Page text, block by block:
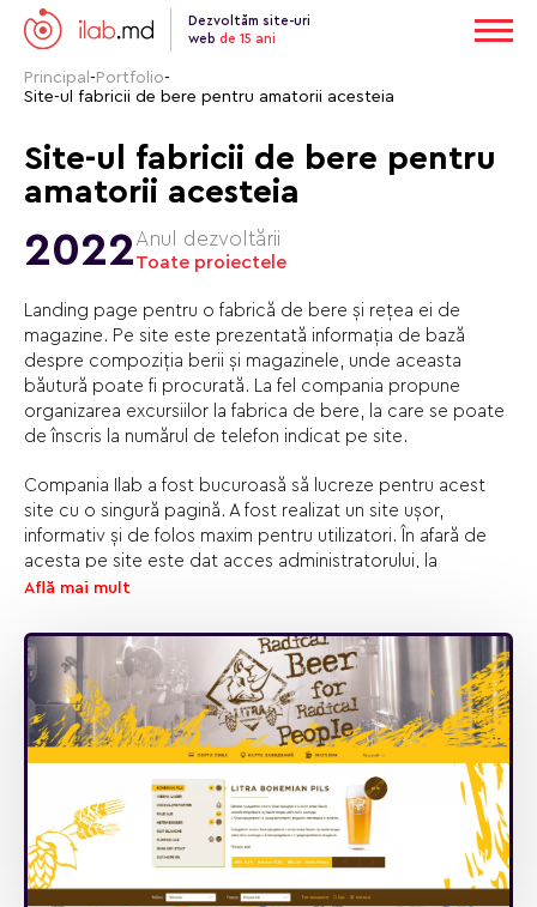
Dezvoltăm site-uri
web de 15 ani
Principal - Portfolio-
Site-ul fabricii de bere pentru amatorii acesteia
Site-ul fabricii de bere pentru
amatorii acesteia
2022Anul dezvoltării
Toate proiectele
Landing page pentru o fabrică de bere și rețea ei de
magazine. Pe site este prezentată informația de bază
despre compoziția berii și magazinele, unde aceasta
băutură poate fi procurată. La fel compania propune
organizarea excursiilor la fabrica de bere, la care se poate
de înscris la numărul de telefon indicat pe site.
Compania Ilab a fost bucuroasă să lucreze pentru acest
site cu o singură pagină. A fost realizat un site ușor,
informativ și de folos maxim pentru utilizatori. În afară de
acesta pe site este dat acces administratorului, la
redactarea sau adăugarea independentă a contentului.
Află mai mult